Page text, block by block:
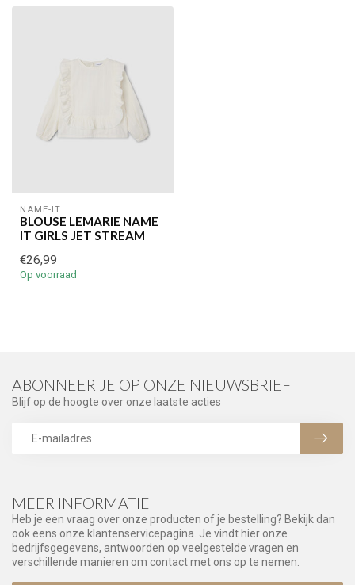
NAME-IT
BLOUSE LEMARIE NAME
IT GIRLS JET STREAM
€26,99
Op voorraad
MEER INFORMATIE
Heb je een vraag over onze producten of je bestelling? Bekijk dan
ook eens onze klantenservicepagina. Je vindt hier onze
bedrijfsgegevens, antwoorden op veelgestelde vragen en
verschillende manieren om contact met ons op te nemen.
ABONNEER JE OP ONZE NIEUWSBRIEF
Blijf op de hoogte over onze laatste acties
Je korting is geldig bij een minimale bestelwaarde van €45,00